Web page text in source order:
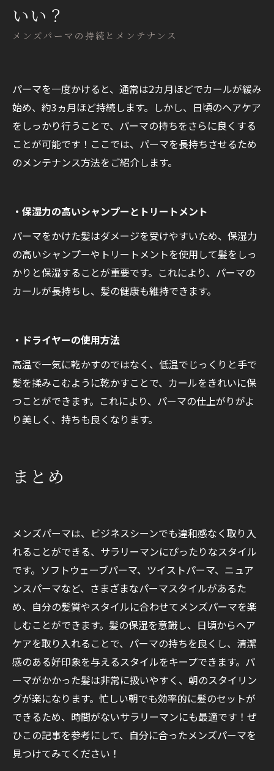
いい？
メンズパーマの持続とメンテナンス
パーマを一度かけると、通常は2カ月ほどでカールが緩み
始め、約3ヵ月ほど持続します。しかし、日頃のヘアケア
をしっかり行うことで、パーマの持ちをさらに良くする
ことが可能です！ここでは、パーマを長持ちさせるため
のメンテナンス方法をご紹介します。
・保湿力の高いシャンプーとトリートメント
パーマをかけた髪はダメージを受けやすいため、保湿力
の高いシャンプーやトリートメントを使用して髪をしっ
かりと保湿することが重要です。これにより、パーマの
カールが長持ちし、髪の健康も維持できます。
・ドライヤーの使用方法
高温で一気に乾かすのではなく、低温でじっくりと手で
髪を揉みこむように乾かすことで、カールをきれいに保
つことができます。これにより、パーマの仕上がりがよ
り美しく、持ちも良くなります。
まとめ
メンズパーマは、ビジネスシーンでも違和感なく取り入
れることができる、サラリーマンにぴったりなスタイル
です。ソフトウェーブパーマ、ツイストパーマ、ニュア
ンスパーマなど、さまざまなパーマスタイルがあるた
め、自分の髪質やスタイルに合わせてメンズパーマを楽
しむことができます。髪の保湿を意識し、日頃からヘア
ケアを取り入れることで、パーマの持ちを良くし、清潔
感のある好印象を与えるスタイルをキープできます。パ
ーマがかかった髪は非常に扱いやすく、朝のスタイリン
グが楽になります。忙しい朝でも効率的に髪のセットが
できるため、時間がないサラリーマンにも最適です！ぜ
ひこの記事を参考にして、自分に合ったメンズパーマを
見つけてみてください！